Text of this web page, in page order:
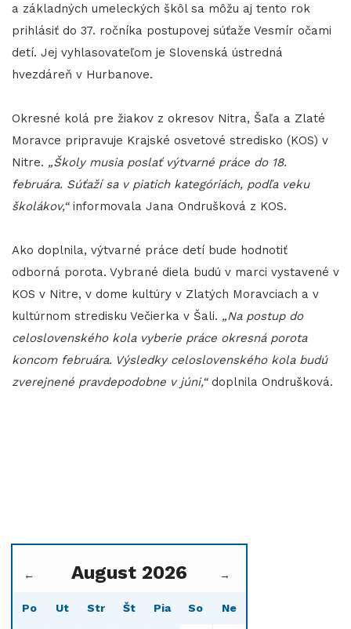
a základných umeleckých škôl sa môžu aj tento rok
prihlásiť do 37. ročníka postupovej súťaže Vesmír očami
detí. Jej vyhlasovateľom je Slovenská ústredná
hvezdáreň v Hurbanove.
Okresné kolá pre žiakov z okresov Nitra, Šaľa a Zlaté
Moravce pripravuje Krajské osvetové stredisko (KOS) v
Nitre. „Školy musia poslať výtvarné práce do 18.
februára. Súťaží sa v piatich kategóriách, podľa veku
školákov,“informovala Jana Ondrušková z KOS.
Ako doplnila, výtvarné práce detí bude hodnotiť
odborná porota. Vybrané diela budú v marci vystavené v
KOS v Nitre, v dome kultúry v Zlatých Moravciach a v
kultúrnom stredisku Večierka v Šali. „Na postup do
celoslovenského kola vyberie práce okresná porota
koncom februára. Výsledky celoslovenského kola budú
zverejnené pravdepodobne v júni,“ doplnila Ondrušková.
← August 2026 →
Po Ut Str Št Pia So Ne